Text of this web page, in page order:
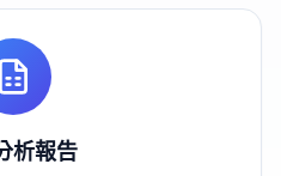
析報告